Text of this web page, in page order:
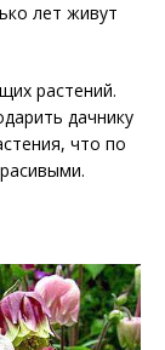
лет живут
растений.
дачнику
что по